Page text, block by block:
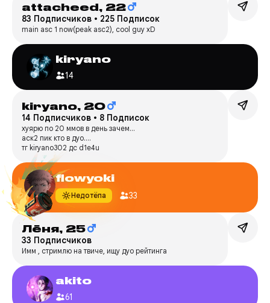
attacheed, 22
83 Подписчиков • 225 Подписок
main asc 1 now(peak asc2), cool guy xD
kiryano
14
kiryano, 20
14 Подписчиков • 8 Подписок
хуярю по 20 ммов в день зачем...
аск2 пик кто в дуо....
тг kiryano302 дс d1e4u
flowyoki
Недотёпа 33
Лёня, 25
33 Подписчиков
Имм , стримлю на твиче, ищу дуо рейтинга
akito
61